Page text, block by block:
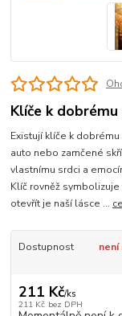
Klíče k
Existují klíče k
auto nebo zamčené
vlastnímu srdci a
Klíč rovněž
otevřít je naší lásce ...
Dostupnost
211 Kč/ks
211 Kč bez DPH